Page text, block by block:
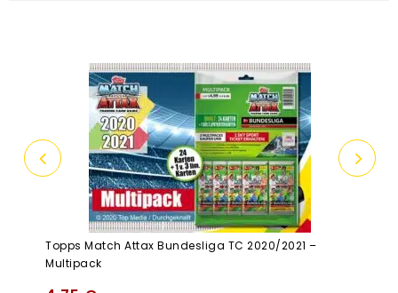
Topps Match Attax Bundesliga TC 2020/2021 –
Multipack